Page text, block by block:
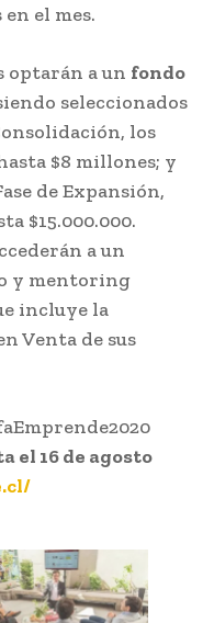
el mes.
optarán a un fondo
seleccionados
los
$8 millones; y
de Expansión,
$15.000.000.
a un
y mentoring
incluye la
Venta de sus
el 16 de agosto